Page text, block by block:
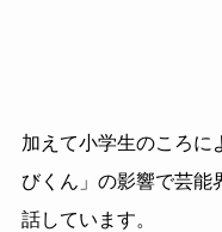
加えて小学生のころに
びくん」の影響で芸能
話しています。